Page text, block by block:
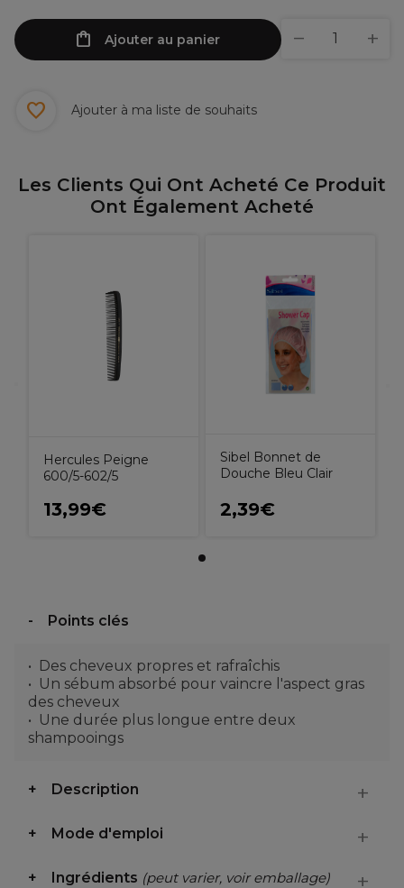
Ajouter au panier
Ajouter à ma liste de souhaits
Les Clients Qui Ont Acheté Ce Produit
Ont Également Acheté
Hercules Peigne
600/5-602/5
13,99€
Sibel Bonnet de
Douche Bleu Clair
2,39€
Points clés
Des cheveux propres et rafraîchis
Un sébum absorbé pour vaincre l'aspect gras
des cheveux
Une durée plus longue entre deux
shampooings
Description
Mode d'emploi
Ingrédients (peut varier, voir emballage)